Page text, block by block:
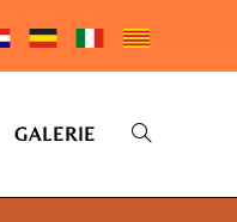
GALERIE